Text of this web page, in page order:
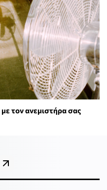
τον ανεμιστήρα σας